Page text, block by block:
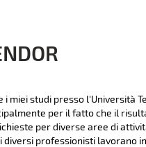
miei studi presso l'Università
per il fatto che il
per diverse aree di
diversi professionisti lavorano